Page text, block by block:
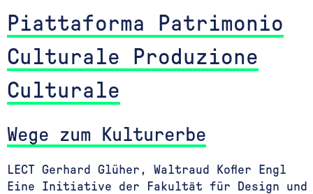
Piattaforma Patrimonio
Culturale Produzione
Culturale
Wege zum Kulturerbe
LECT Gerhard Glüher, Waltraud Kofler Engl
Eine Initiative der Fakultät für Design und